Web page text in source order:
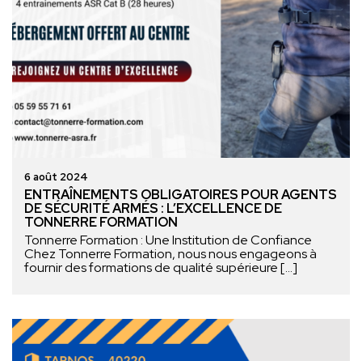
6 août 2024
ENTRAÎNEMENTS OBLIGATOIRES POUR AGENTS
DE SÉCURITÉ ARMÉS : L’EXCELLENCE DE
TONNERRE FORMATION
Tonnerre Formation : Une Institution de Confiance
Chez Tonnerre Formation, nous nous engageons à
fournir des formations de qualité supérieure […]